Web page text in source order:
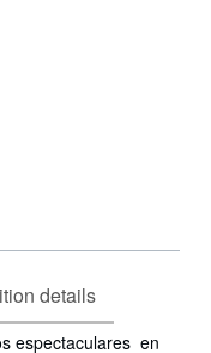
details
espectaculares en